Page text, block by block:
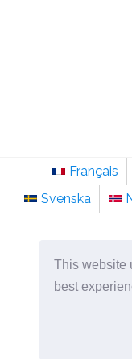
This website
best
Français
Svenska
©
Psykologi,